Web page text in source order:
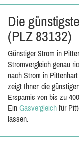
Die
(PLZ 83132)
Günstiger Strom in
Stromvergleich genau
nach Strom in
zeigt Ihnen die
Ersparnis von bis zu
Ein Gasvergleich für
lassen.